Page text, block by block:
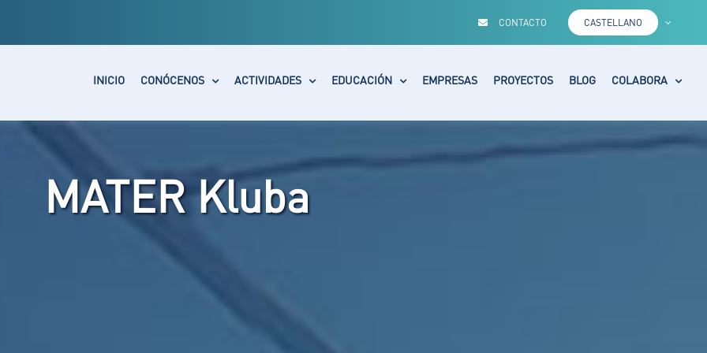
CONTACTO CASTELLANO
INICIO CONÓCENOS ACTIVIDADES EDUCACIÓN EMPRESAS PROYECTOS BLOG COLABORA
MATER Kluba